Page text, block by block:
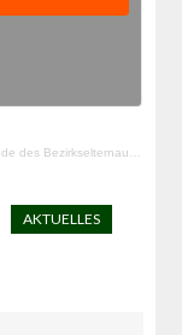
Pankow)